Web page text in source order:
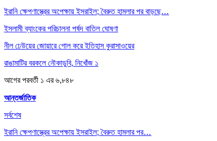
ইরানি ক্ষেপণাস্ত্রের অপেক্ষায় ইসরাইল; বৈরুত হামলার পর বাড়ছে…
ইসলামী ব্যাংকের পরিচালনা পর্ষদ বাতিল ঘোষণা
নীল ঢেউয়ের জোয়ারে গোল করে ইতিহাস কুরাসাওয়ের
রাঙামাটির বরকলে নৌকাডুবি, নিখোঁজ ১
আগেরপরবর্তী ১ এর ৬,৮৪৮
আন্তর্জাতিক
সর্বশেষ
ইরানি ক্ষেপণাস্ত্রের অপেক্ষায় ইসরাইল; বৈরুত হামলার পর…